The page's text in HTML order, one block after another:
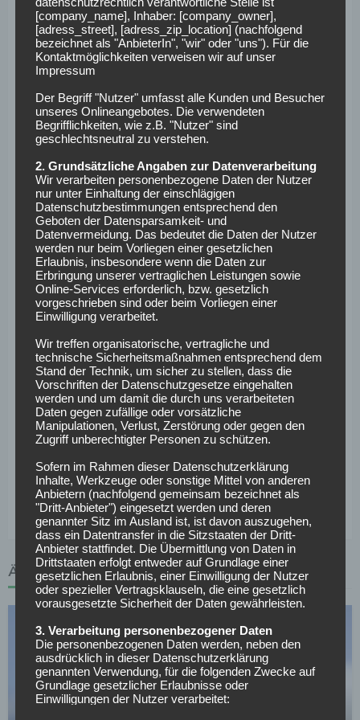
von Berkay Özcan in die Mannschaft rücken.
Voraussichtliche
Aufstellungen
VfL Wolfsburg:Casteels – Verhaegh, Bruma, Knoche,
Tisserand – Guilavogui, Arnold – Steffen, Didavi, Malli –
Origi
VfB Stuttgart:Zieler – Pavard, Baumgartl, Kaminski,
Insua – Gentner, Ascacibar – Akolo, Donis – Ginczek –
Gomez
Fakten zum Spiel
Anpfiff:Samstag, den 03.02.2018, um 15:30 Uhr
Stadion:Volkswagen Arena, Wolfburg
Schiedsrichter:Robert Hartmann (SR), Christian
Leicher (SR-A.1), Markus Schüller (SR-A.2), Florian
Badstübner (4.Offizieller), Benjamin Cortus (VA), Daniel
Schlager (VA-A)
Bilanz gegeneinander gesamt:17 – 5 – 17 bei 61:54
Bilanz gegeneinander bei Heimspiel Wolfsburg:
2 – 5 bei 36:21 Toren
ÄHNLICHE ARTIKEL
SC FREIBURG
[company_name], Inhaber: [company_owner],
[adress_street], [adress_zip_location] (nachfolgend
bezeichnet als "AnbieterIn", "wir" oder "uns"). Für die
Kontaktmöglichkeiten verweisen wir auf unser
Impressum
Der Begriff "Nutzer" umfasst alle Kunden und Besucher
unseres Onlineangebotes. Die verwendeten
Begrifflichkeiten, wie z.B. "Nutzer" sind
geschlechtsneutral zu verstehen.
2. Grundsätzliche Angaben zur Datenverarbeitung
Wir verarbeiten personenbezogene Daten der Nutzer
nur unter Einhaltung der einschlägigen
Datenschutzbestimmungen entsprechend den
Geboten der Datensparsamkeit- und
Datenvermeidung. Das bedeutet die Daten der Nutzer
werden nur beim Vorliegen einer gesetzlichen
Erlaubnis, insbesondere wenn die Daten zur
Erbringung unserer vertraglichen Leistungen sowie
Online-Services erforderlich, bzw. gesetzlich
vorgeschrieben sind oder beim Vorliegen einer
Einwilligung verarbeitet.
Wir treffen organisatorische, vertragliche und
technische Sicherheitsmaßnahmen entsprechend dem
Stand der Technik, um sicher zu stellen, dass die
Vorschriften der Datenschutzgesetze eingehalten
werden und um damit die durch uns verarbeiteten
Daten gegen zufällige oder vorsätzliche
Manipulationen, Verlust, Zerstörung oder gegen den
Zugriff unberechtigter Personen zu schützen.
Sofern im Rahmen dieser Datenschutzerklärung
Inhalte, Werkzeuge oder sonstige Mittel von anderen
Anbietern (nachfolgend gemeinsam bezeichnet als
"Dritt-Anbieter") eingesetzt werden und deren
genannter Sitz im Ausland ist, ist davon auszugehen,
dass ein Datentransfer in die Sitzstaaten der Dritt-
Anbieter stattfindet. Die Übermittlung von Daten in
Drittstaaten erfolgt entweder auf Grundlage einer
gesetzlichen Erlaubnis, einer Einwilligung der Nutzer
oder spezieller Vertragsklauseln, die eine gesetzlich
vorausgesetzte Sicherheit der Daten gewährleisten.
3. Verarbeitung personenbezogener Daten
Die personenbezogenen Daten werden, neben den
ausdrücklich in dieser Datenschutzerklärung
genannten Verwendung, für die folgenden Zwecke auf
Grundlage gesetzlicher Erlaubnisse oder
Einwilligungen der Nutzer verarbeitet: